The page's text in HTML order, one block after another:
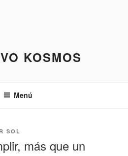
KOSMOS
Menú
SOL
más que un